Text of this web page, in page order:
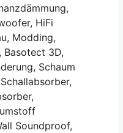
HiFi
Modding,
Basotect 3D,
Schaum
Soundproof,